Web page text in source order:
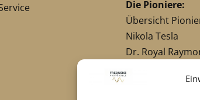
Die Pioniere:
Übersicht
Nikola Tesla
Dr. Royal
Robert C. Beck